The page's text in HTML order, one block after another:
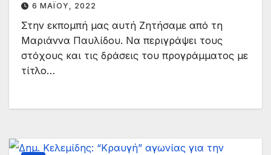
6 ΜΑΪ́ΟΥ, 2022
Στην εκπομπή μας αυτή Ζητήσαμε από τη
Μαριάννα Παυλίδου. Να περιγράψει τους
στόχους και τις δράσεις του προγράμματος με
τίτλο…